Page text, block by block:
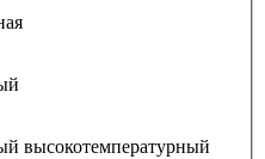
высокотемпературный